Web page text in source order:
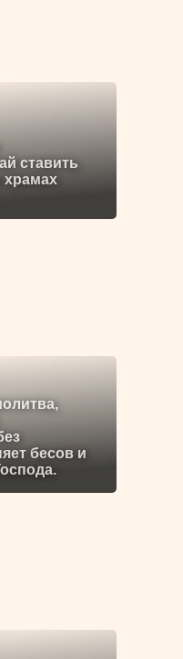
ставить
храмах
бесов и